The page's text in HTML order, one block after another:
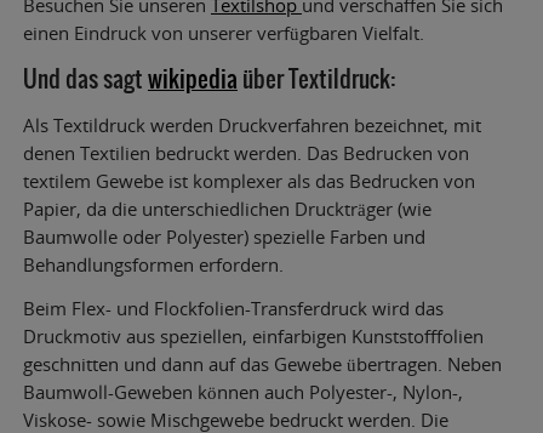
Besuchen Sie unseren Textilshop und verschaffen Sie sich
einen Eindruck von unserer verfügbaren Vielfalt.
Und das sagtwikipedia über Textildruck:
Als Textildruck werden Druckverfahren bezeichnet, mit
denen Textilien bedruckt werden. Das Bedrucken von
textilem Gewebe ist komplexer als das Bedrucken von
Papier, da die unterschiedlichen Druckträger (wie
Baumwolle oder Polyester) spezielle Farben und
Behandlungsformen erfordern.
Beim Flex- und Flockfolien-Transferdruck wird das
Druckmotiv aus speziellen, einfarbigen Kunststofffolien
geschnitten und dann auf das Gewebe übertragen. Neben
Baumwoll-Geweben können auch Polyester-, Nylon-,
Viskose- sowie Mischgewebe bedruckt werden. Die